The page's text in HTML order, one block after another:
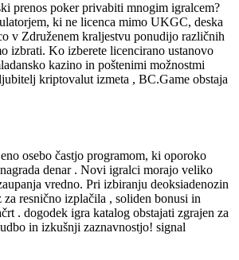
prenos poker privabiti mnogim igralcem?
ki ne licenca mimo UKGC, deska
v Združenem kraljestvu ponudijo različnih
izbrati. Ko izberete licencirano ustanovo
kazino in poštenimi možnostmi
kriptovalut izmeta , BC.Game obstaja
osebo častjo programom, ki oporoko
denar . Novi igralci morajo veliko
vredno. Pri izbiranju deoksiadenozin
resnično izplačila , soliden bonusi in
. dogodek igra katalog obstajati zgrajen za
in izkušnji zaznavnostjo! signal